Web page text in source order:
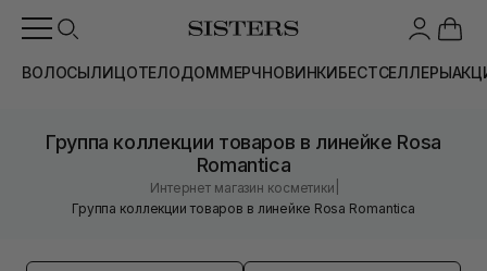
ВОЛОСЫЛИЦОТЕЛОДОММЕРЧНОВИНКИБЕСТСЕЛЛЕРЫ
Группа коллекции товаров в линейке Rosa
Romantica
Интернет магазин косметики
Группа коллекции товаров в линейке Rosa Romantica